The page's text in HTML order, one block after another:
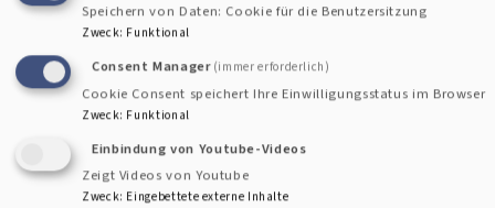
Evangelisches Jugendwerk
Speichern von Daten: Cookie für die Benutzersitzung
Zweck: Funktional
Consent Manager (immer erforderlich)
Cookie Consent speichert Ihre Einwilligungsstatus im Browser
Zweck: Funktional
Einbindung von Youtube-Videos
Zeigt Videos von Youtube
Zweck: Eingebettete externe Inhalte